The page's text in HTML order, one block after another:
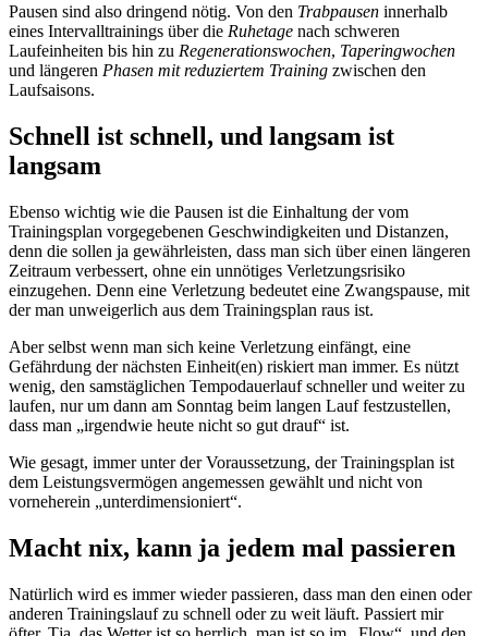
Pausen sind also dringend nötig. Von den Trabpausen innerhalb
eines Intervalltrainings über die Ruhetage nach schweren
Laufeinheiten bis hin zu Regenerationswochen, Taperingwochen
und längeren Phasen mit reduziertem Training zwischen den
Laufsaisons.
Schnell ist schnell, und langsam ist
langsam
Ebenso wichtig wie die Pausen ist die Einhaltung der vom
Trainingsplan vorgegebenen Geschwindigkeiten und Distanzen,
denn die sollen ja gewährleisten, dass man sich über einen längeren
Zeitraum verbessert, ohne ein unnötiges Verletzungsrisiko
einzugehen. Denn eine Verletzung bedeutet eine Zwangspause, mit
der man unweigerlich aus dem Trainingsplan raus ist.
Aber selbst wenn man sich keine Verletzung einfängt, eine
Gefährdung der nächsten Einheit(en) riskiert man immer. Es nützt
wenig, den samstäglichen Tempodauerlauf schneller und weiter zu
laufen, nur um dann am Sonntag beim langen Lauf festzustellen,
dass man „irgendwie heute nicht so gut drauf“ ist.
Wie gesagt, immer unter der Voraussetzung, der Trainingsplan ist
dem Leistungsvermögen angemessen gewählt und nicht von
vorneherein „unterdimensioniert“.
Macht nix, kann ja jedem mal passieren
Natürlich wird es immer wieder passieren, dass man den einen oder
anderen Trainingslauf zu schnell oder zu weit läuft. Passiert mir